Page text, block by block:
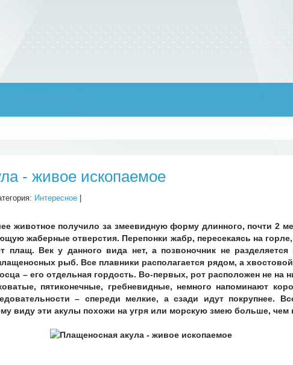
- живое ископаемое
Интересное
животное получило за змеевидную форму длинного, почти 2
жаберные отверстия. Перепонки жабр, пересекаясь на
плащ. Век у данного вида нет, а позвоночник не
рыб. Все плавники располагается рядом, а
– его отдельная гордость. Во-первых, рот расположен не на
пятиконечные, гребневидные, немного напоминают
– спереди мелкие, а сзади идут покрупнее.
виду эти акулы похожи на угря или морскую змею больше, чем